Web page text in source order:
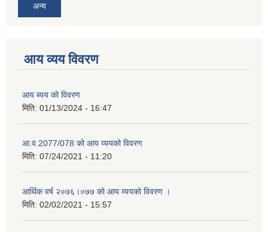
अन्य
आय व्यय विवरण
आय ब्यय को विवरण
मिति: 01/13/2024 - 16:47
आ.व.2077/078 को आय व्ययको विवरण
मिति: 07/24/2021 - 11:20
आर्थिक वर्ष २०७६।०७७ को आय व्ययको विवरण ।
मिति: 02/02/2021 - 15:57